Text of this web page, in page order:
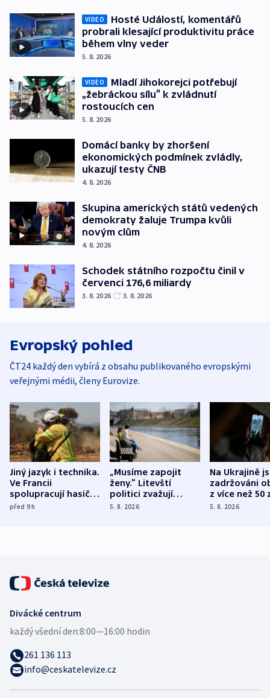
VIDEO
Hosté Událostí, komentářů
probrali klesající produktivitu práce
během vlny veder
5. 8. 2026
VIDEO
Mladí Jihokorejci potřebují
„žebráckou sílu“ k zvládnutí
rostoucích cen
5. 8. 2026
Domácí banky by zhoršení
ekonomických podmínek zvládly,
ukazují testy ČNB
4. 8. 2026
Skupina amerických států vedených
demokraty žaluje Trumpa kvůli
novým clům
4. 8. 2026
Schodek státního rozpočtu činil v
červenci 176,6 miliardy
3. 8. 2026 3. 8. 2026
Evropský pohled
ČT24 každý den vybírá z obsahu publikovaného evropskými
veřejnými médii, členy Eurovize.
Jiný jazyk i technika.
Ve Francii
spolupracují hasiči z
různých zemí
před 9h
„Musíme zapojit
ženy.“ Litevští
politici zvažují
dohodu o
5. 8. 2026
Na Ukrajině
zadržováni
z více než 50
Bojovali na
5. 8. 2026
Divácké centrum
každý všední den:8:00—16:00 hodin
261 136 113
info@ceskatelevize.cz